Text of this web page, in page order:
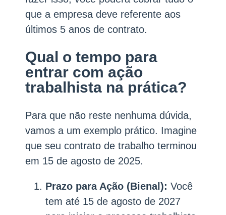
que a empresa deve referente aos
últimos 5 anos de contrato.
Qual o tempo para
entrar com ação
trabalhista na prática?
Para que não reste nenhuma dúvida,
vamos a um exemplo prático. Imagine
que seu contrato de trabalho terminou
em 15 de agosto de 2025.
Prazo para Ação (Bienal): Você
tem até 15 de agosto de 2027